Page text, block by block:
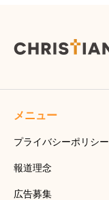
メニュー
プライバシーポリシー
報道理念
広告募集